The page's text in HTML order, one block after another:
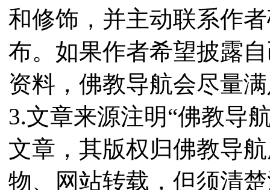
和修饰，并主动联系作
布。如果作者希望披露
资料，佛教导航会尽量
3.文章来源注明“佛教导
文章，其版权归佛教导
物、网站转载，但须清